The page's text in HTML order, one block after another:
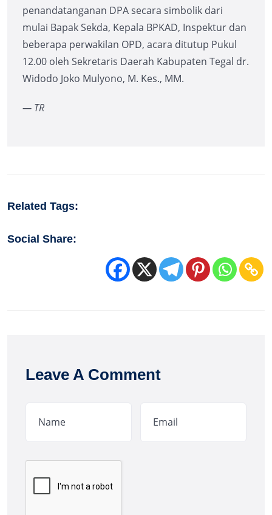
penandatanganan DPA secara simbolik dari
mulai Bapak Sekda, Kepala BPKAD, Inspektur dan
beberapa perwakilan OPD, acara ditutup Pukul
12.00 oleh Sekretaris Daerah Kabupaten Tegal dr.
Widodo Joko Mulyono, M. Kes., MM.
— TR
Related Tags:
Social Share:
Leave A Comment